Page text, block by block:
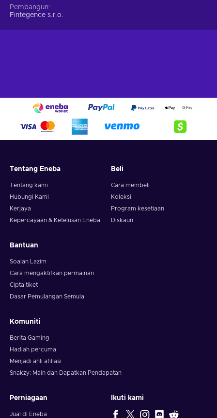
Pembangun
Fintegence s.r.o.
Tentang Eneba
Tentang kami
Hubungi Kami
Kerjaya
Kepercayaan & Ketelusan Eneba
Beli
Cara membeli
Koleksi
Program kesetiaan
Diskaun
Bantuan
Soalan Lazim
Cara mengaktifkan permainan
Cipta tiket
Dasar Pemulangan Semula
Komuniti
Berita Gaming
Hadiah percuma
Menjadi ahli afiliasi
Snakzy: Main dan Dapatkan Pendapatan
Perniagaan
Jual di Eneba
Ikuti kami